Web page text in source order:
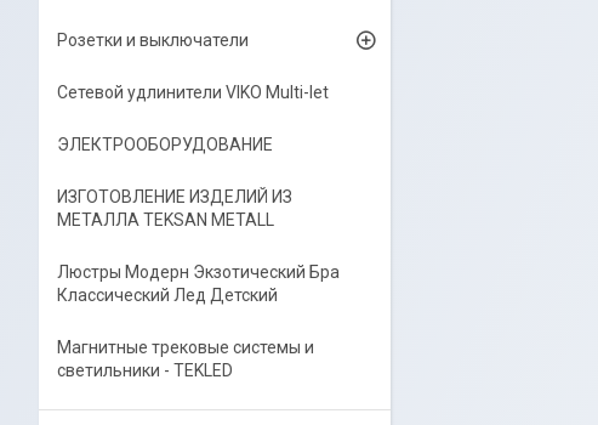
Розетки и выключатели
Сетевой удлинители VIKO Multi-let
ЭЛЕКТРООБОРУДОВАНИЕ
ИЗГОТОВЛЕНИЕ ИЗДЕЛИЙ ИЗ
МЕТАЛЛА TEKSAN METALL
Люстры Модерн Экзотический Бра
Классический Лед Детский
Магнитные трековые системы и
светильники - TEKLED